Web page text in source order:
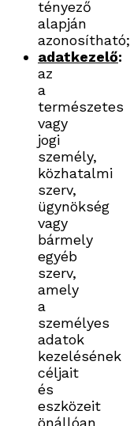
tényező
alapján
azonosítható;
adatkezelő:
az
a
természetes
vagy
jogi
személy,
közhatalmi
szerv,
ügynökség
vagy
bármely
egyéb
szerv,
amely
a
személyes
adatok
kezelésének
céljait
és
eszközeit
önállóan